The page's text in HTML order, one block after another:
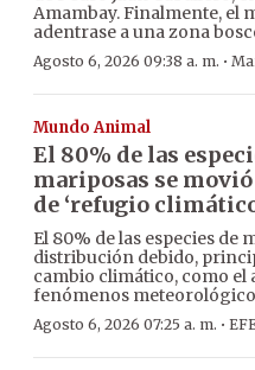
Amambay. Finalmente, el
adentrase a una zona
Agosto 6, 2026 09:38 a. m. ·
Mundo Animal
El 80% de las
mariposas se movió
de ‘refugio
El 80% de las especies de
distribución debido,
cambio climático, como el
fenómenos
Agosto 6, 2026 07:25 a. m. ·